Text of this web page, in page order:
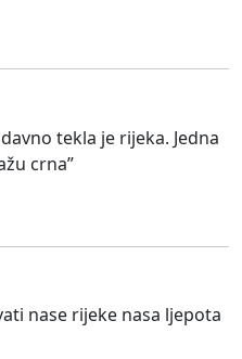
tekla je rijeka. Jedna
crna”
nase rijeke nasa ljepota